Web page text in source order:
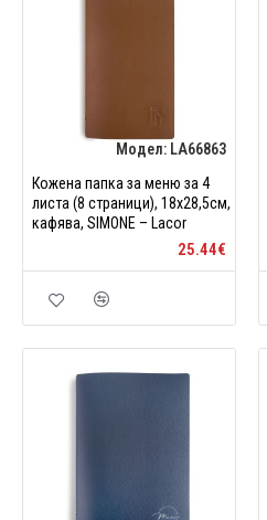
Модел: LA66863
Кожена папка за меню за 4
листа (8 страници), 18x28,5см,
кафява, SIMONE – Lacor
25.44€